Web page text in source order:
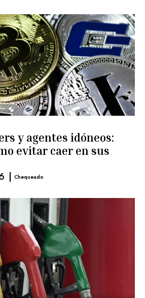
y agentes idóneos:
evitar caer en sus
| Chequeado